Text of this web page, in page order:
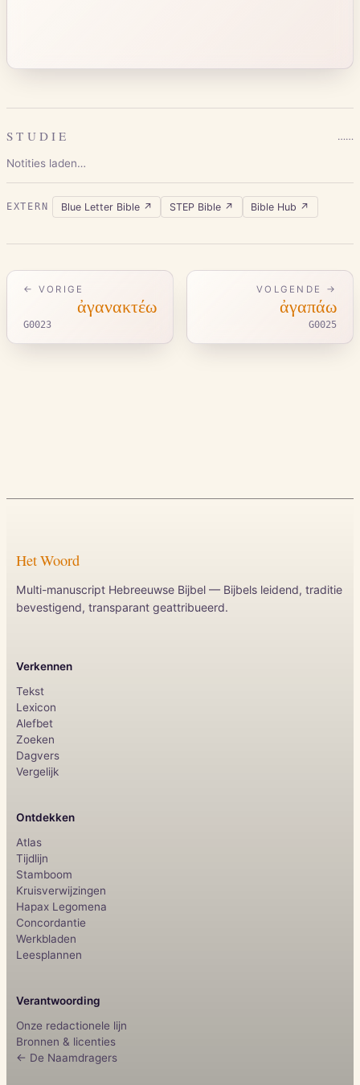
STUDIE ……
Notities laden…
EXTERN Blue Letter Bible↗ STEP Bible↗ Bible Hub ↗
← VORIGE
ἀγανακτέω
G0023
VOLGENDE →
ἀγαπάω
G0025
Het Woord
Multi-manuscript Hebreeuwse Bijbel — Bijbels leidend, traditie
bevestigend, transparant geattribueerd.
Verkennen
Tekst
Lexicon
Alefbet
Zoeken
Dagvers
Vergelijk
Ontdekken
Atlas
Tijdlijn
Stamboom
Kruisverwijzingen
Hapax Legomena
Concordantie
Werkbladen
Leesplannen
Verantwoording
Onze redactionele lijn
Bronnen & licenties
← De Naamdragers